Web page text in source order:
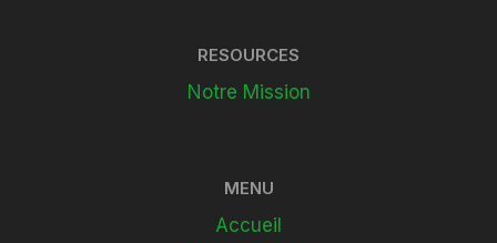
RESOURCES
Notre Mission
MENU
Accueil